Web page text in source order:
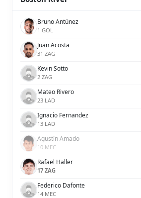
Bruno Antúnez
1 GOL
Juan Acosta
31 ZAG
Kevin Sotto
2 ZAG
Mateo Rivero
23 LAD
Ignacio Fernandez
13 LAD
Agustín Amado
10 MEC
Rafael Haller
17 ZAG
Federico Dafonte
14 MEC